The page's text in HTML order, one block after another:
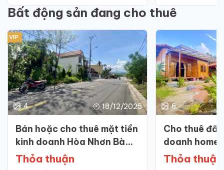
Bất động sản đang cho thuê
4 18/12/2025
VIP
Bán hoặc cho thuê mặt tiền
kinh doanh Hòa Nhơn Bà
Nà, khu dân cư đông đúc
Thỏa thuận
6
Cho thuê đất
doanh
du lịch sinh
Thỏa thuận